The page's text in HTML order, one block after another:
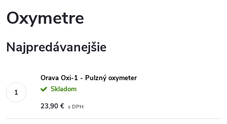
Oxymetre
Najpredávanejšie
Orava Oxi-1 - Pulzný oxymeter
Skladom
23,90 €